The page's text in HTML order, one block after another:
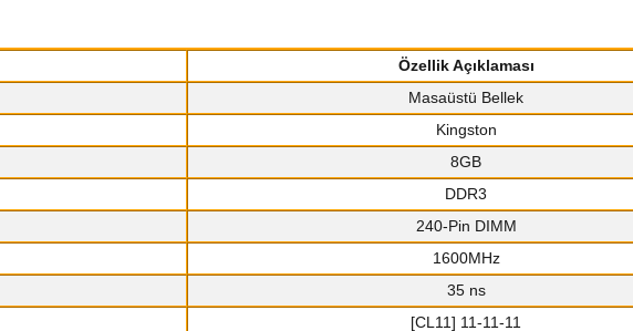
Özellik Açıklaması
Masaüstü Bellek
Kingston
8GB
DDR3
240-Pin DIMM
1600MHz
35 ns
[CL11] 11-11-11